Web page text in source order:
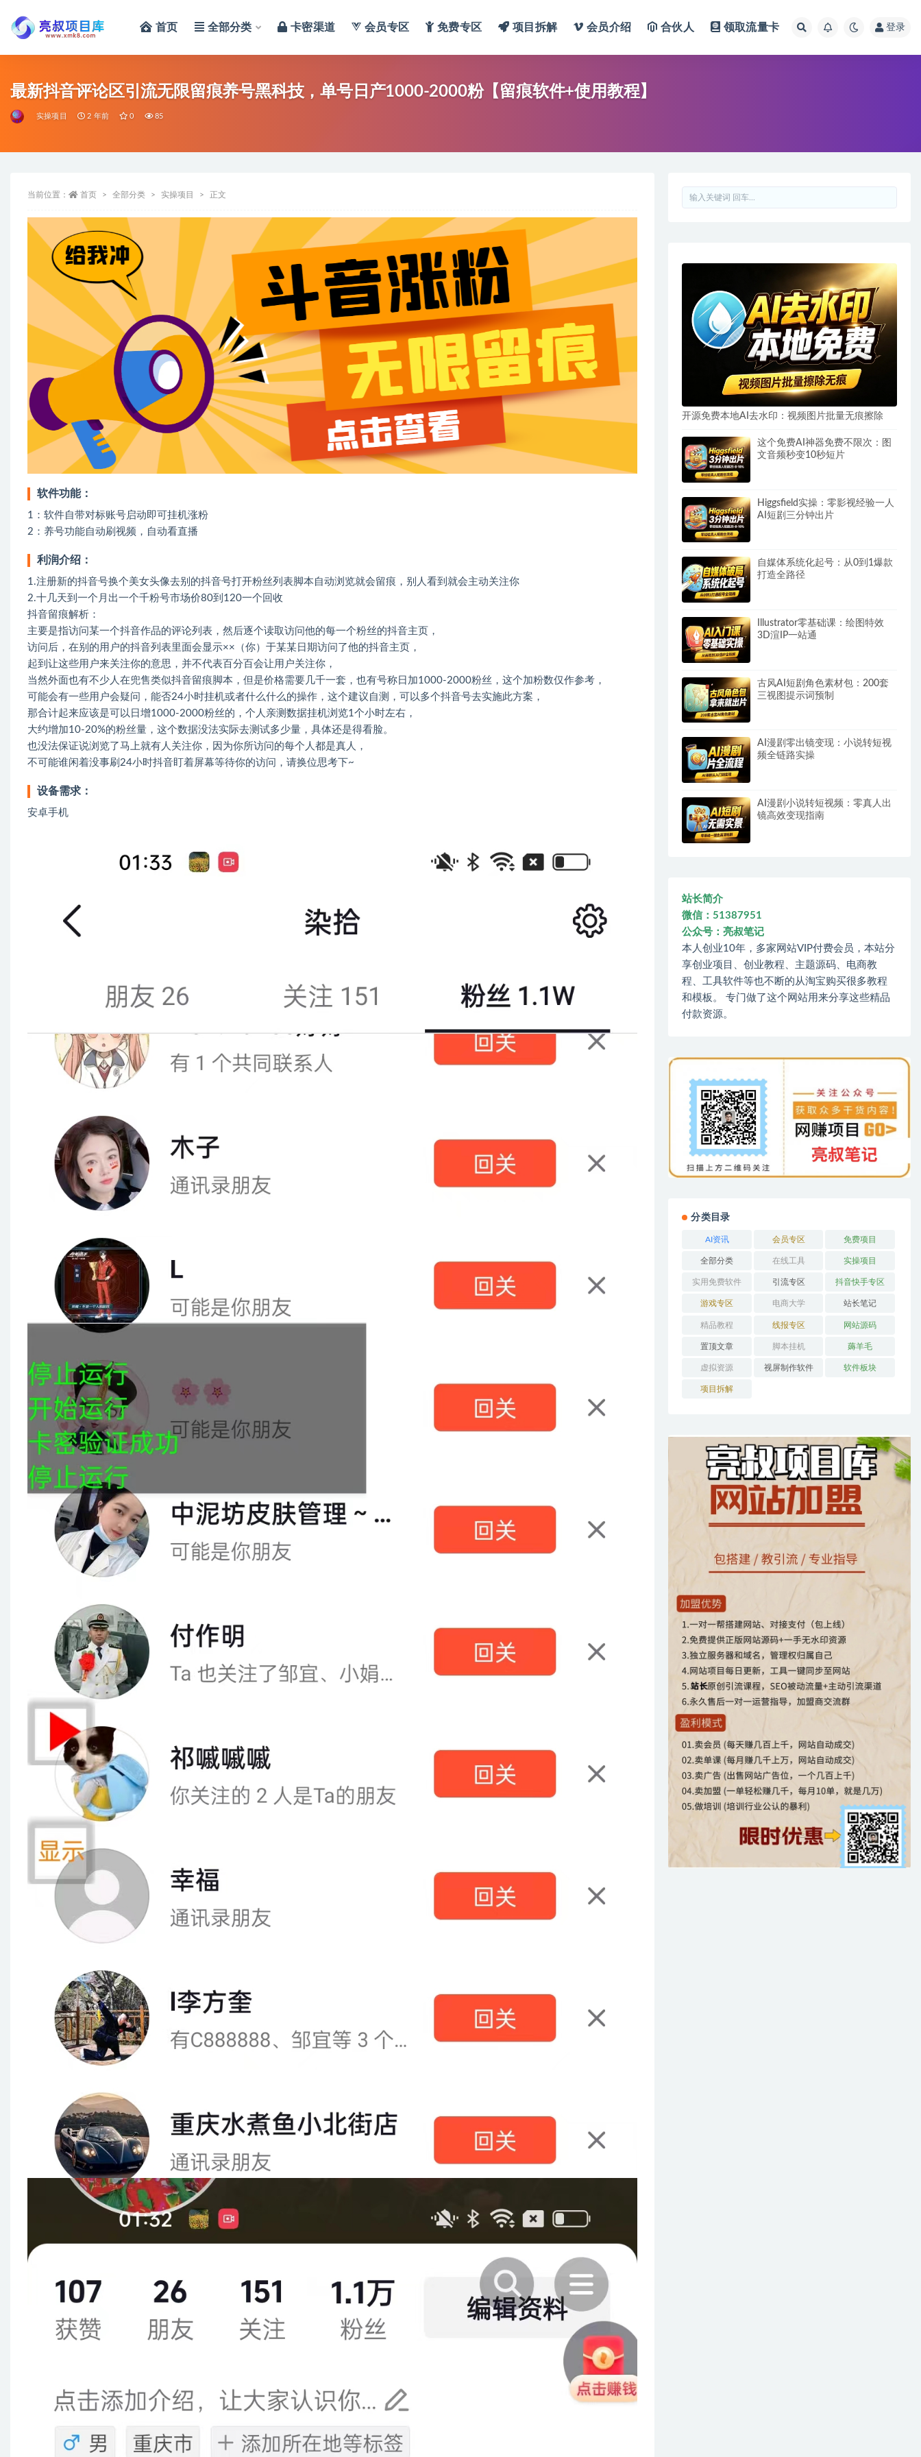
首页 全部分类 卡密渠道 会员专区 免费专区 项目拆解 会员介绍 合伙人 领取流量卡 登录
最新抖音评论区引流无限留痕养号黑科技，单号日产1000-2000粉【留痕软件+使用教程】
实操项目 2 年前 0 85
当前位置： 首页 全部分类 实操项目 正文
软件功能：
1：软件自带对标账号启动即可挂机涨粉
2：养号功能自动刷视频，自动看直播
利润介绍：
1.注册新的抖音号换个美女头像去别的抖音号打开粉丝列表脚本自动浏览就会留痕，别人看到就会主动关注你
2.十几天到一个月出一个千粉号市场价80到120一个回收
抖音留痕解析：
主要是指访问某一个抖音作品的评论列表，然后逐个读取访问他的每一个粉丝的抖音主页，
访问后，在别的用户的抖音列表里面会显示××（你）于某某日期访问了他的抖音主页，
起到让这些用户来关注你的意思，并不代表百分百会让用户关注你，
当然外面也有不少人在兜售类似抖音留痕脚本，但是价格需要几千一套，也有号称日加1000-2000粉丝，这个加粉数仅作参考，
可能会有一些用户会疑问，能否24小时挂机或者什么什么的操作，这个建议自测，可以多个抖音号去实施此方案，
那合计起来应该是可以日增1000-2000粉丝的，个人亲测数据挂机浏览1个小时左右，
大约增加10-20%的粉丝量，这个数据没法实际去测试多少量，具体还是得看脸。
也没法保证说浏览了马上就有人关注你，因为你所访问的每个人都是真人，
不可能谁闲着没事刷24小时抖音盯着屏幕等待你的访问，请换位思考下~
设备需求：
安卓手机
开源免费本地AI去水印：视频图片批量无痕擦除
这个免费AI神器免费不限次：图
文音频秒变10秒短片
Higgsfield实操：零影视经验一人
AI短剧三分钟出片
自媒体系统化起号：从0到1爆款
打造全路径
Illustrator零基础课：绘图特效
3D渲IP一站通
古风AI短剧角色素材包：200套
三视图提示词预制
AI漫剧零出镜变现：小说转短视
频全链路实操
AI漫剧小说转短视频：零真人出
镜高效变现指南
站长简介
微信：51387951
公众号：亮叔笔记
本人创业10年，多家网站VIP付费会员，本站分
享创业项目、创业教程、主题源码、电商教
程、工具软件等也不断的从淘宝购买很多教程
和模板。 专门做了这个网站用来分享这些精品
付款资源。
分类目录
AI资讯 会员专区 免费项目
全部分类 在线工具 实操项目
实用免费软件 引流专区 抖音快手专区
游戏专区 电商大学 站长笔记
精品教程 线报专区 网站源码
置顶文章 脚本挂机 薅羊毛
虚拟资源 视屏制作软件 软件板块
项目拆解